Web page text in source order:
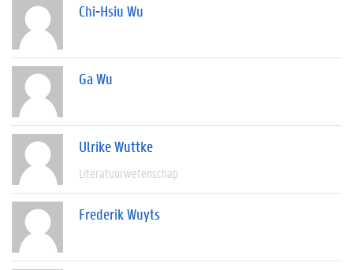
Chi-Hsiu Wu
Ga Wu
Ulrike Wuttke
Literatuurwetenschap
Frederik Wuyts